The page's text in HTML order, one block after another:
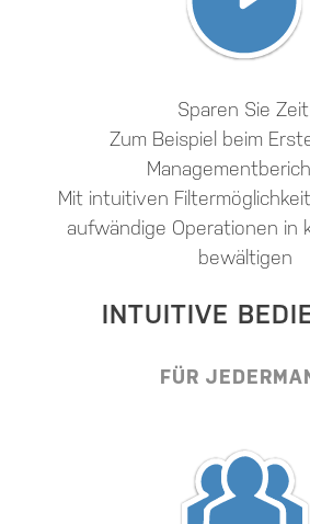
Sparen Sie
Zum Beispiel beim
Mit intuitiven
aufwändige Operationen in
bewältigen
INTUITIVE
FÜR